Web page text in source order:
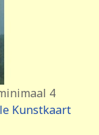
4
Kunstkaart